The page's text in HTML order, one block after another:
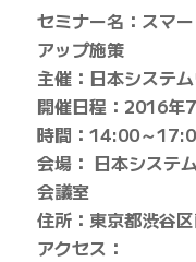
セミナー名：スマ
アップ施策
主催：日本システ
開催日程：2016年7
時間：14:00～
会場： 日本システ
会議室
住所：東京都渋谷
アクセス：